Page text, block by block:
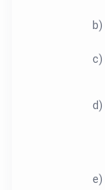
b)
c)
d)
e)